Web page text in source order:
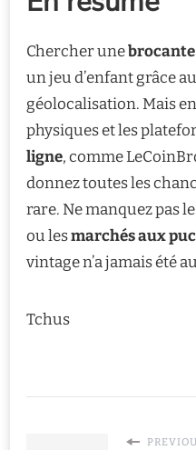
Chercher unebrocante
un jeu d’enfant grâce
géolocalisation. Mais
physiques et les
ligne, comme
donnez toutes les
rare. Ne manquez pas
ou lesmarchés aux
vintage n’a jamais été
Tchus